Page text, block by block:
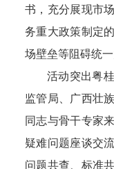
书，充分展现市
务重大政策制定
场壁垒等阻碍统
活动突出粤
监管局、广西壮
同志与骨干专家
疑难问题座谈交
问题共查、标准